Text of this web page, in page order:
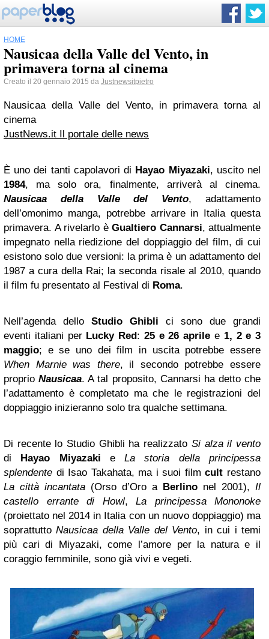
HOME
Nausicaa della Valle del Vento, in
primavera torna al cinema
Creato il 20 gennaio 2015 da Justnewsitpietro
Nausicaa della Valle del Vento, in primavera torna al
cinema
JustNews.it Il portale delle news
È uno dei tanti capolavori di Hayao Miyazaki, uscito nel
1984, ma solo ora, finalmente, arriverà al cinema.
Nausicaa della Valle del Vento, adattamento
dell’omonimo manga, potrebbe arrivare in Italia questa
primavera. A rivelarlo è Gualtiero Cannarsi, attualmente
impegnato nella riedizione del doppiaggio del film, di cui
esistono solo due versioni: la prima è un adattamento del
1987 a cura della Rai; la seconda risale al 2010, quando
il film fu presentato al Festival di Roma.
Nell’agenda dello Studio Ghibli ci sono due grandi
eventi italiani per Lucky Red: 25 e 26 aprile e 1, 2 e 3
maggio; e se uno dei film in uscita potrebbe essere
When Marnie was there, il secondo potrebbe essere
proprioNausicaa. A tal proposito, Cannarsi ha detto che
l’adattamento è completato ma che le registrazioni del
doppiaggio inizieranno solo tra qualche settimana.
Di recente lo Studio Ghibli ha realizzato Si alza il vento
di Hayao Miyazaki eLa storia della principessa
splendente di Isao Takahata, ma i suoi filmcult restano
La città incantata (Orso d’Oro a Berlino nel 2001), Il
castello errante di Howl, La principessa Mononoke
(proiettato nel 2014 in Italia con un nuovo doppiaggio) ma
soprattuttoNausicaa della Valle del Vento, in cui i temi
più cari di Miyazaki, come l’amore per la natura e il
coraggio femminile, sono già vivi e vegeti.